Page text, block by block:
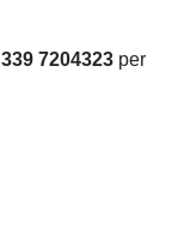
339 7204323 per